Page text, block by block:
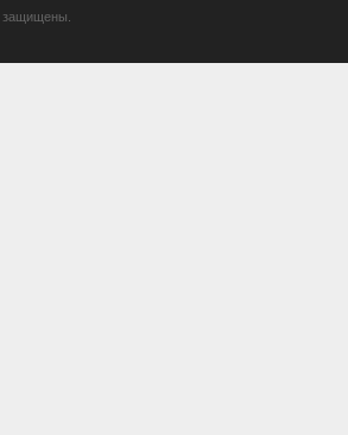
защищены.